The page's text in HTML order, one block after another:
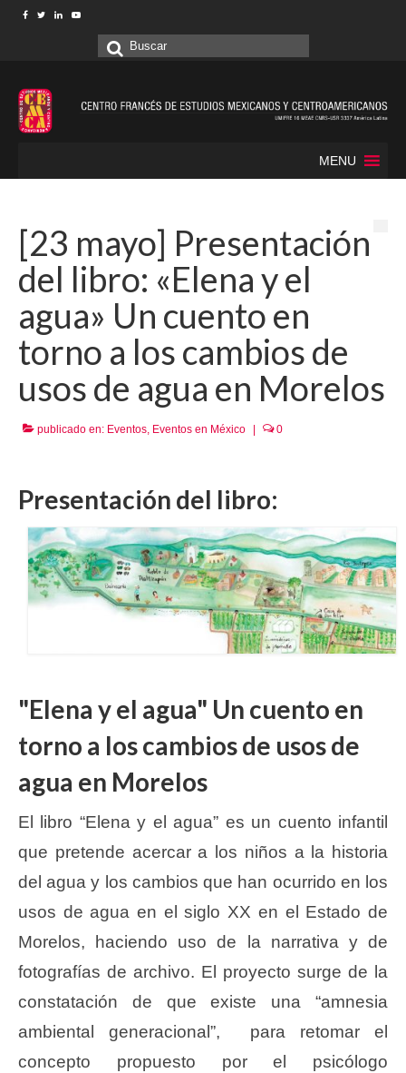
Buscar
MENU
[23 mayo] Presentación
del libro: «Elena y el
agua» Un cuento en
torno a los cambios de
usos de agua en Morelos
publicado en: Eventos, Eventos en México 0
Presentación del libro:
"Elena y el agua" Un cuento en
torno a los cambios de usos de
agua en Morelos
El libro “Elena y el agua” es un cuento infantil
que pretende acercar a los niños a la historia
del agua y los cambios que han ocurrido en los
usos de agua en el siglo XX en el Estado de
Morelos, haciendo uso de la narrativa y de
fotografías de archivo. El proyecto surge de la
constatación de que existe una “amnesia
ambiental generacional”, para retomar el
concepto propuesto por el psicólogo